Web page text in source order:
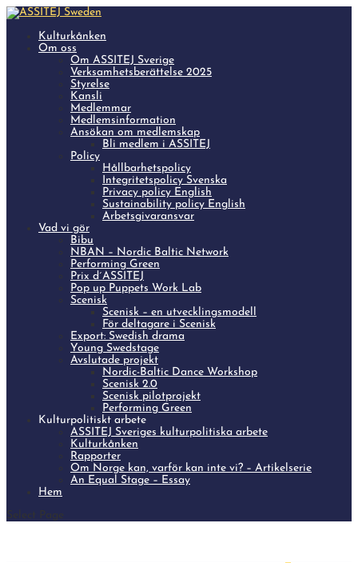
Kulturkånken
Om oss
Om ASSITEJ Sverige
Verksamhetsberättelse 2025
Styrelse
Kansli
Medlemmar
Medlemsinformation
Ansökan om medlemskap
Bli medlem i ASSITEJ
Policy
Hållbarhetspolicy
Integritetspolicy Svenska
Privacy policy English
Sustainability policy English
Arbetsgivaransvar
Vad vi gör
Bibu
NBAN – Nordic Baltic Network
Performing Green
Prix d´ASSITEJ
Pop up Puppets Work Lab
Scenisk
Scenisk – en utvecklingsmodell
För deltagare i Scenisk
Export: Swedish drama
Young Swedstage
Avslutade projekt
Nordic-Baltic Dance Workshop
Scenisk 2.0
Scenisk pilotprojekt
Performing Green
Kulturpolitiskt arbete
ASSITEJ Sveriges kulturpolitiska arbete
Kulturkånken
Rapporter
Om Norge kan, varför kan inte vi? – Artikelserie
An Equal Stage – Essay
Hem
Select Page